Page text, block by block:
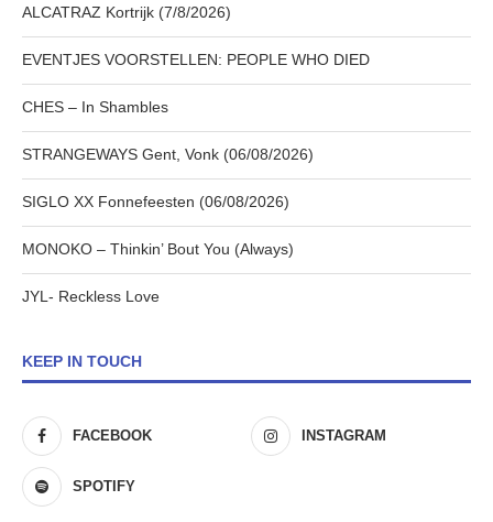
ALCATRAZ Kortrijk (7/8/2026)
EVENTJES VOORSTELLEN: PEOPLE WHO DIED
CHES – In Shambles
STRANGEWAYS Gent, Vonk (06/08/2026)
SIGLO XX Fonnefeesten (06/08/2026)
MONOKO – Thinkin’ Bout You (Always)
JYL- Reckless Love
KEEP IN TOUCH
FACEBOOK INSTAGRAM
SPOTIFY